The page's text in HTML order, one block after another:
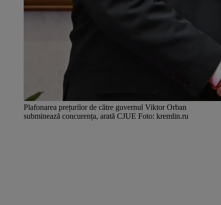
Plafonarea prețurilor de către guvernul Viktor Orban
subminează concurența, arată CJUE Foto: kremlin.ru